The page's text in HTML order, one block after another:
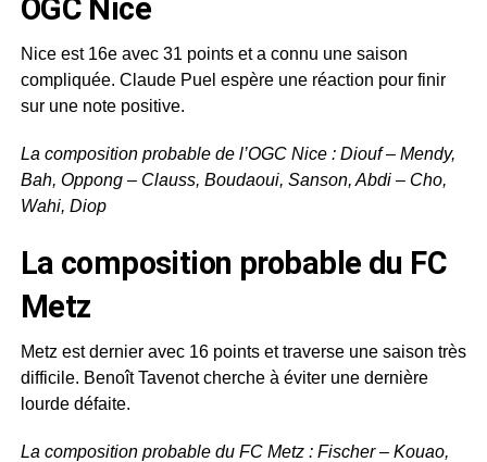
OGC Nice
Nice est 16e avec 31 points et a connu une saison
compliquée. Claude Puel espère une réaction pour finir
sur une note positive.
La composition probable de l’OGC Nice : Diouf – Mendy,
Bah, Oppong – Clauss, Boudaoui, Sanson, Abdi – Cho,
Wahi, Diop
La composition probable du FC
Metz
Metz est dernier avec 16 points et traverse une saison très
difficile. Benoît Tavenot cherche à éviter une dernière
lourde défaite.
La composition probable du FC Metz : Fischer – Kouao,